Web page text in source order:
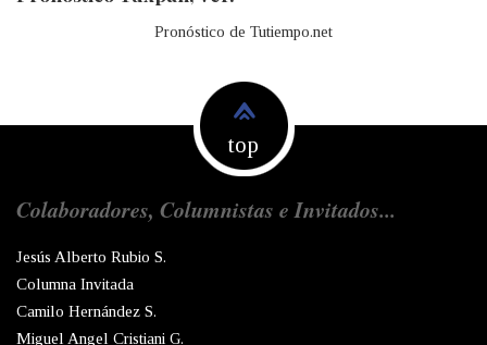
Pronóstico de Tutiempo.net
top
Colaboradores, Columnistas e Invitados...
Jesús Alberto Rubio S.
Columna Invitada
Camilo Hernández S.
Miguel Angel Cristiani G.